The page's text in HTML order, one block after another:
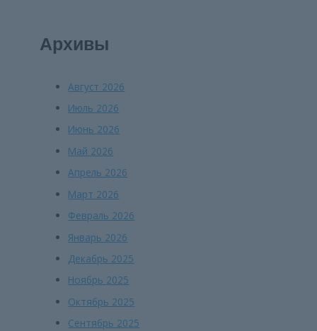
Архивы
Август 2026
Июль 2026
Июнь 2026
Май 2026
Апрель 2026
Март 2026
Февраль 2026
Январь 2026
Декабрь 2025
Ноябрь 2025
Октябрь 2025
Сентябрь 2025